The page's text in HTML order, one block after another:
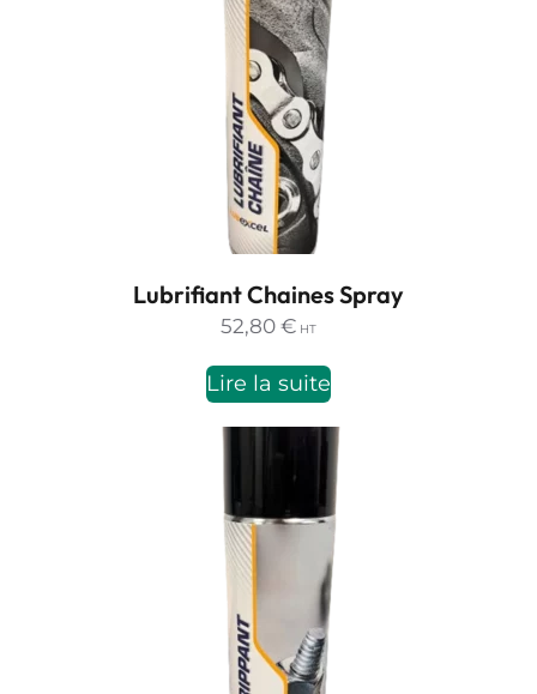
Lubrifiant Chaines Spray
52,80 € HT
Lire la suite